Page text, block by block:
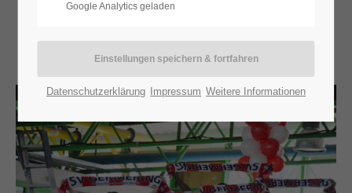
Google Analytics geladen
Datenschutzerklärung Impressum Weitere Informationen
GERMERING'S WAHRE LIEBE